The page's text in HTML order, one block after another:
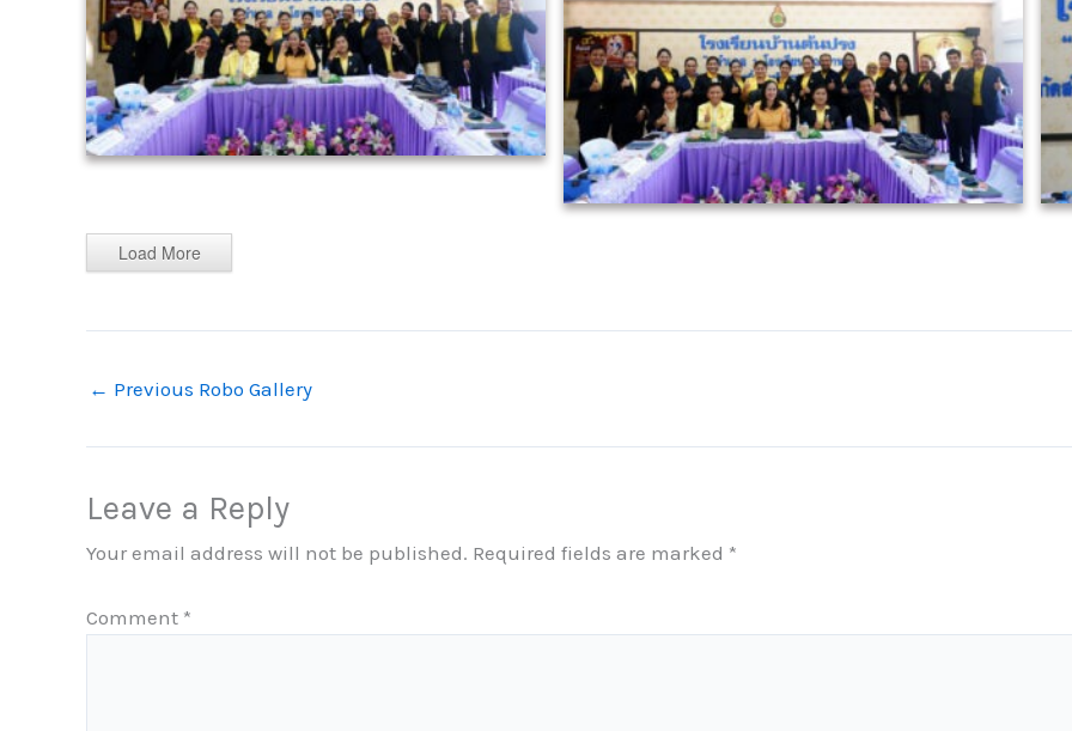
Load More
← Previous Robo Gallery
Leave a Reply
Your email address will not be published. Required fields are marked *
Comment *